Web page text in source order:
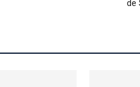
de